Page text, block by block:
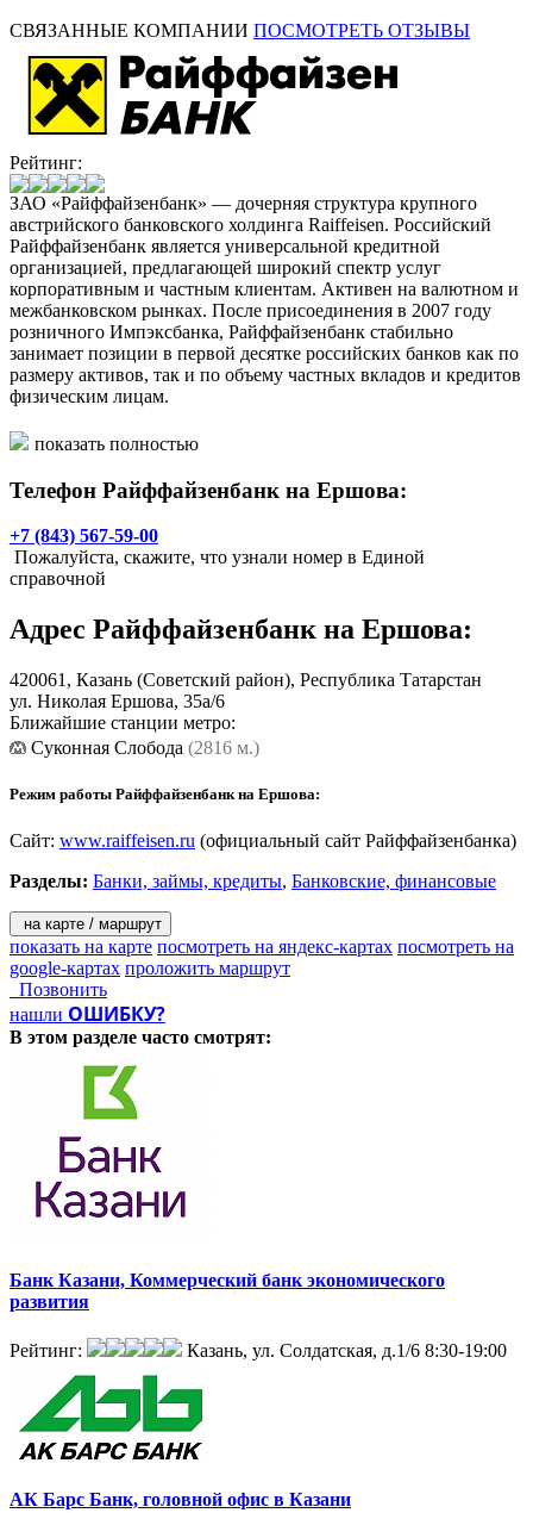
СВЯЗАННЫЕ КОМПАНИИ ПОСМОТРЕТЬ ОТЗЫВЫ
Рейтинг:
ЗАО «Райффайзенбанк» — дочерняя структура крупного
австрийского банковского холдинга Raiffeisen. Российский
Райффайзенбанк является универсальной кредитной
организацией, предлагающей широкий спектр услуг
корпоративным и частным клиентам. Активен на валютном и
межбанковском рынках. После присоединения в 2007 году
розничного Импэксбанка, Райффайзенбанк стабильно
занимает позиции в первой десятке российских банков как по
размеру активов, так и по объему частных вкладов и кредитов
физическим лицам.
Основные виду услуг, оказываемые в операционном офисе
- Обмен валюты;
- Обслуживание физических лиц;
- Ипотечный центр;
- Переводы "Быстрая почта";
- Кредитование малого бизнеса;
- РКО корпоративного и среднего бизнеса.
показать полностью
Телефон Райффайзенбанк на Ершова:
+7 (843) 567-59-00
Пожалуйста, скажите, что узнали номер в Единой
справочной
Адрес Райффайзенбанк на Ершова:
420061, Казань (Советский район), Республика Татарстан
ул. Николая Ершова, 35а/6
Ближайшие станции метро:
Суконная Слобода (2816 м.)
Режим работы Райффайзенбанк на Ершова:
Сайт: www.raiffeisen.ru (официальный сайт Райффайзенбанка)
Разделы: Банки, займы, кредиты, Банковские, финансовые
на карте / маршрут
показать на карте посмотреть на яндекс-картах посмотреть на
google-картах проложить маршрут
Позвонить
нашли ОШИБКУ?
В этом разделе часто смотрят:
Банк Казани, Коммерческий банк экономического
развития
Рейтинг: Казань, ул. Солдатская, д.1/6 8:30-19:00
АК Барс Банк, головной офис в Казани